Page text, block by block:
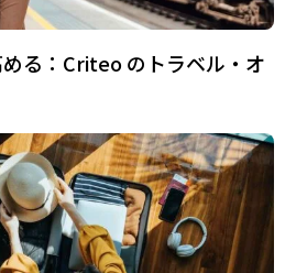
る：Criteo のトラベル・オ